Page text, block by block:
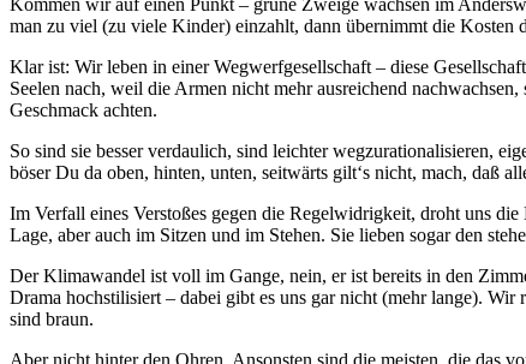
Kommen wir auf einen Punkt – grüne Zweige wachsen im
man zu viel (zu viele Kinder) einzahlt, dann übernimmt die Kosten
Klar ist: Wir leben in einer Wegwerfgesellschaft – diese
Seelen nach, weil die Armen nicht mehr ausreichend
Geschmack achten.
So sind sie besser verdaulich, sind leichter wegzurationalisieren,
böser Du da oben, hinten, unten, seitwärts gilt‘s nicht, mach, daß
Im Verfall eines Verstoßes gegen die Regelwidrigkeit, droht uns
Lage, aber auch im Sitzen und im Stehen. Sie lieben sogar den
Der Klimawandel ist voll im Gange, nein, er ist bereits in den
Drama hochstilisiert – dabei gibt es uns gar nicht (mehr lange).
sind braun.